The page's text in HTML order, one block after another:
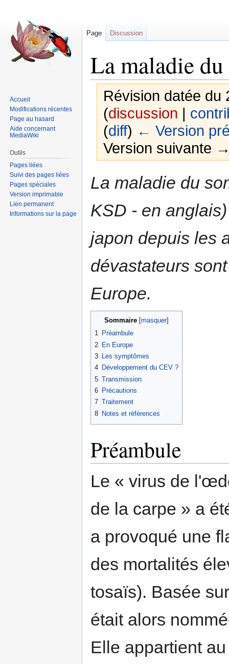
La maladie
Révision datée
(discussion |
(diff) ← Version
Version suivante
à
navigation
à
recherche
La maladie du
KSD - en
japon depuis les
dévastateurs
Europe.
Sommaire
1 Préambule
2 En Europe
3 Les symptômes
4 Développement du CEV ?
5 Transmission
6 Précautions
7 Traitement
8 Notes et références
Préambule
Le « virus de
de la carpe » a
a provoqué une
des mortalités
tosaïs). Basée
était alors
Elle appartient
Page Discussion
Accueil
Modifications récentes
Page au hasard
Aide concernant
MediaWiki
Outils
Pages liées
Suivi des pages liées
Pages spéciales
Version imprimable
Lien permanent
Informations sur la page